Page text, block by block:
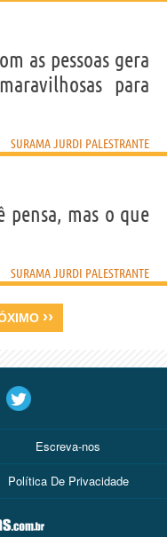
as pessoas gera
para
SURAMA JURDI PALESTRANTE
pensa, mas o que
SURAMA JURDI PALESTRANTE
››
Escreva-nos
Política De Privacidade